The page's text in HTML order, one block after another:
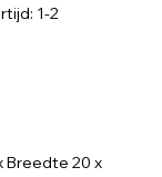
1-2
Breedte 20 x